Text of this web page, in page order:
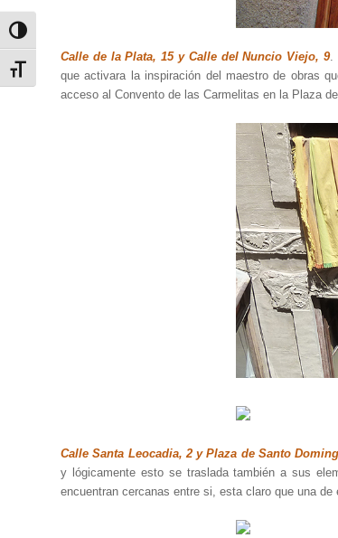
Alternar alto contraste
Alternar tamaño de letra
Calle de la Plata, 15 y Calle del Nuncio Viejo, 9.
que activara la inspiración del maestro de obras
acceso al Convento de las Carmelitas en la Plaza
Calle Santa Leocadia, 2 y Plaza de Santo
y lógicamente esto se traslada también a sus
encuentran cercanas entre si, esta claro que una de